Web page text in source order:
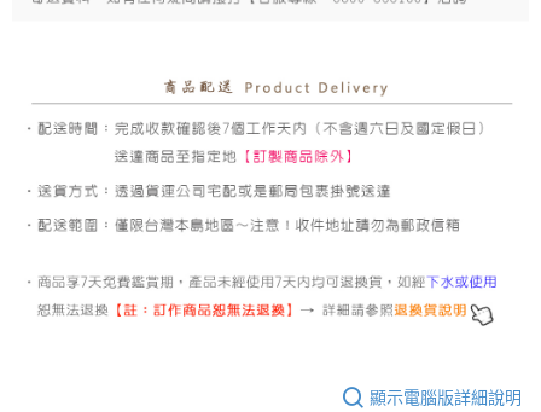
顯示電腦版詳細說明